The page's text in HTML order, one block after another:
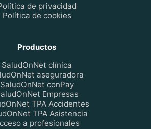
de privacidad
Política de cookies
Productos
SaludOnNet clínica
aseguradora
SaludOnNet conPay
Empresas
TPA Accidentes
TPA Asistencia
a profesionales